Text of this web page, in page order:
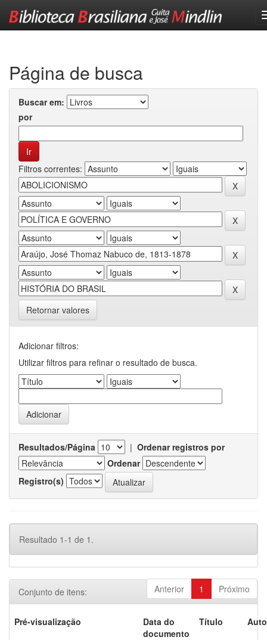
Página de busca
Buscar em:
por
Filtros correntes:
Retornar valores
Adicionar filtros:
Utilizar filtros para refinar o resultado de busca.
Resultados/Página | Ordenar registros por
Ordenar
Registro(s)
Resultado 1-1 de 1.
Anterior 1 Próximo
Conjunto de itens:
Pré-visualização
Data do
documento
Título